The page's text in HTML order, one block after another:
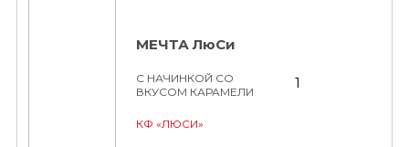
МЕЧТА ЛюСи
С НАЧИНКОЙ СО
ВКУСОМ КАРАМЕЛИ
КФ «ЛЮСИ»
1